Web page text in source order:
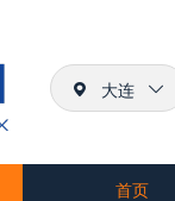
大连
首页